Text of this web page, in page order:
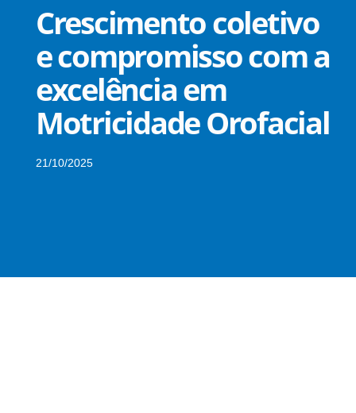
Crescimento coletivo
e compromisso com a
excelência em
Motricidade Orofacial
21/10/2025